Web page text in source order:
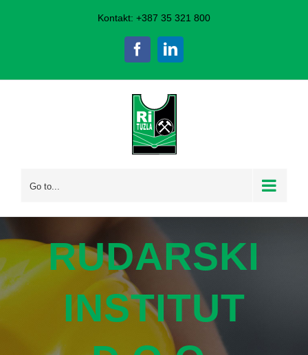
Kontakt: +387 35 321 800
FacebookLinkedIn
Go to...
RUDARSKI
INSTITUT